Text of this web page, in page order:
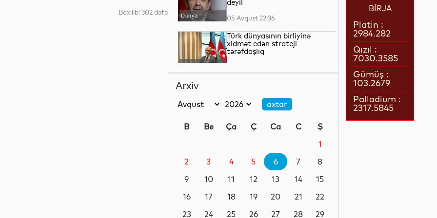
Baxılıb: 302 dəfə Dünya
deyil
05 Avqust 22:36
YAP xəbərləri
Türk dünyasının birliyinə
xidmət edən strateji
tərəfdaşlıq
Dünya
təkzib edib
05 Avqust 21:57
İqtisadiyyat
Qızılın qiyməti 4200 dolları
05 Avqust 21:37
Arxiv
B Be Ça Ç Ca C
Ş
1
2
3 4 5 6 7
8
9
10 11 12 13 14
15
16
17 18 19 20 21
22
23
24 25 26 27 28
29
BİRJA
Platin :
2984.282
Qızıl :
7030.3585
Gümüş :
103.2679
Palladium :
2317.5845